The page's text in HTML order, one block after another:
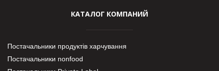
КАТАЛОГ КОМПАНИЙ
Постачальники продуктів харчування
Постачальники nonfood